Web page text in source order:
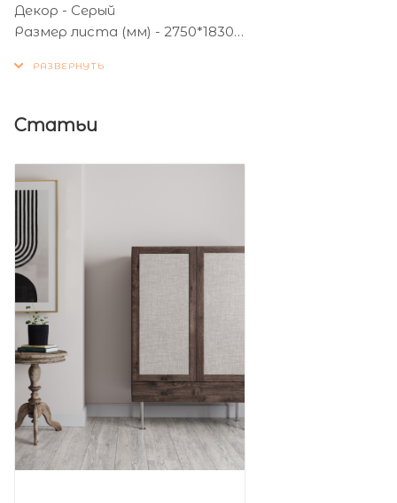
Декор - Серый
Размер листа (мм) - 2750*1830
Статьи